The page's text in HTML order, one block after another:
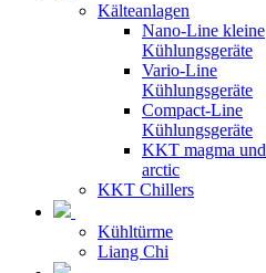
Kälteanlagen
Nano-Line kleine
Kühlungsgeräte
Vario-Line
Kühlungsgeräte
Compact-Line
Kühlungsgeräte
KKT magma und
arctic
KKT Chillers
Kühltürme
Liang Chi